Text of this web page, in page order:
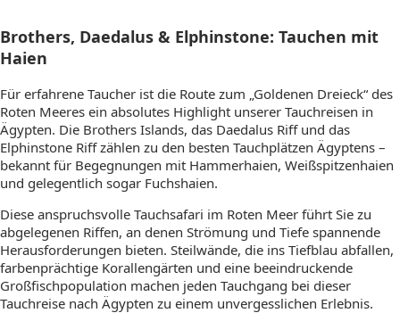
Brothers, Daedalus & Elphinstone: Tauchen mit
Haien
Für erfahrene Taucher ist die Route zum „Goldenen Dreieck“ des
Roten Meeres ein absolutes Highlight unserer Tauchreisen in
Ägypten. Die Brothers Islands, das Daedalus Riff und das
Elphinstone Riff zählen zu den besten Tauchplätzen Ägyptens –
bekannt für Begegnungen mit Hammerhaien, Weißspitzenhaien
und gelegentlich sogar Fuchshaien.
Diese anspruchsvolle Tauchsafari im Roten Meer führt Sie zu
abgelegenen Riffen, an denen Strömung und Tiefe spannende
Herausforderungen bieten. Steilwände, die ins Tiefblau abfallen,
farbenprächtige Korallengärten und eine beeindruckende
Großfischpopulation machen jeden Tauchgang bei dieser
Tauchreise nach Ägypten zu einem unvergesslichen Erlebnis.